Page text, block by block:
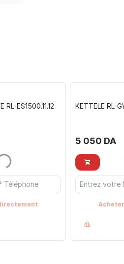
RL-ES1500.11.12 KETTELE RL-
5 050 DA